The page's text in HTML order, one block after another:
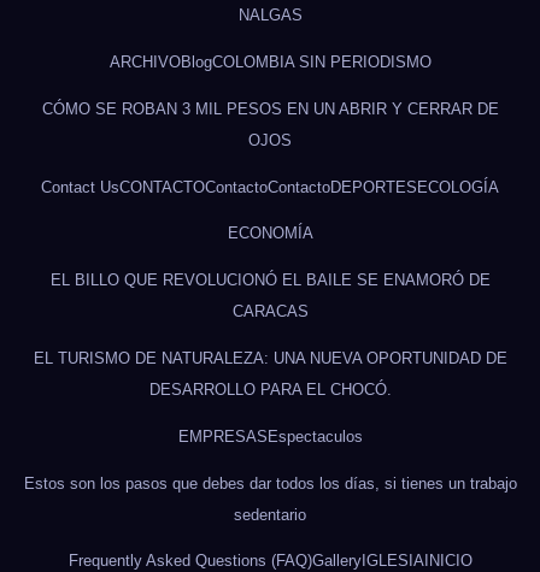
NALGAS
ARCHIVOBlogCOLOMBIA SIN PERIODISMO
CÓMO SE ROBAN 3 MIL PESOS EN UN ABRIR Y CERRAR DE
OJOS
Contact UsCONTACTOContactoContactoDEPORTESECOLOGÍA
ECONOMÍA
EL BILLO QUE REVOLUCIONÓ EL BAILE SE ENAMORÓ DE
CARACAS
EL TURISMO DE NATURALEZA: UNA NUEVA OPORTUNIDAD DE
DESARROLLO PARA EL CHOCÓ.
EMPRESAS Espectaculos
Estos son los pasos que debes dar todos los días, si tienes un trabajo
sedentario
Frequently Asked Questions (FAQ)GalleryIGLESIAINICIO